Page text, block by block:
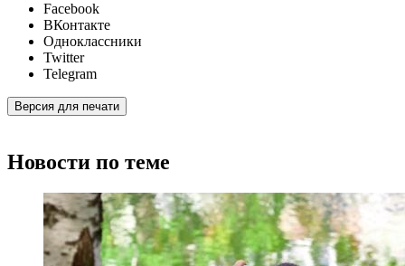
Facebook
ВКонтакте
Одноклассники
Twitter
Telegram
Версия для печати
Новости по теме